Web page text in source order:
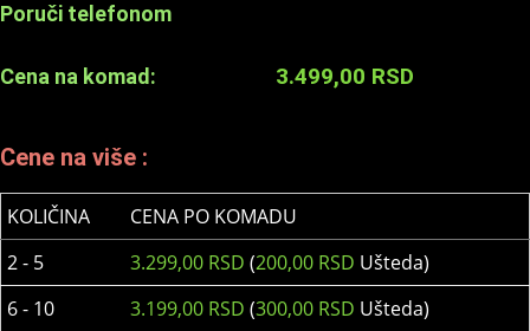
Poruči telefonom
Cena na komad: 3.499,00 RSD
Cene na više :
KOLIČINA
CENA PO KOMADU
2 - 5
3.299,00 RSD (200,00 RSD Ušteda)
6 - 10
3.199,00 RSD (300,00 RSD Ušteda)